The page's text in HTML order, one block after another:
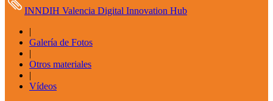
INNDIH Valencia Digital Innovation Hub
|
Galería de Fotos
|
Otros materiales
|
Vídeos